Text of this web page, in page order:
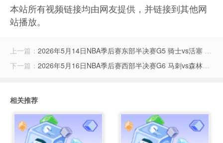
本站所有视频链接均由网友提供，并链接到其他网
站播放。
上一篇： 2026年5月14日NBA季后赛东部半决赛G5 骑士vs活塞 全场录像
下一篇： 2026年5月16日NBA季后赛西部半决赛G6 马刺vs森林狼 全场录像
相关推荐